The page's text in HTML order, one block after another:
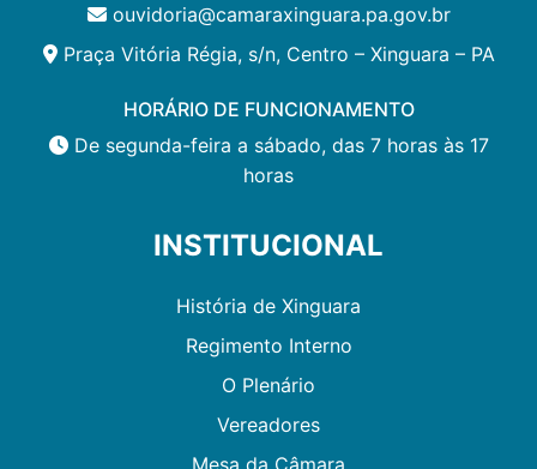
ouvidoria@camaraxinguara.pa.gov.br
Praça Vitória Régia, s/n, Centro – Xinguara – PA
HORÁRIO DE FUNCIONAMENTO
De segunda-feira a sábado, das 7 horas às 17
horas
INSTITUCIONAL
História de Xinguara
Regimento Interno
O Plenário
Vereadores
Mesa da Câmara